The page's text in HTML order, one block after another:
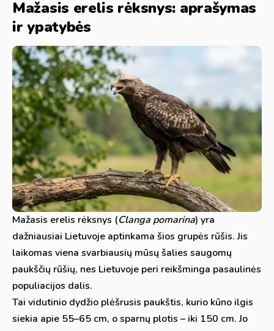
Mažasis erelis rėksnys: aprašymas
ir ypatybės
Mažasis erelis rėksnys (Clanga pomarina) yra
dažniausiai Lietuvoje aptinkama šios grupės rūšis. Jis
laikomas viena svarbiausių mūsų šalies saugomų
paukščių rūšių, nes Lietuvoje peri reikšminga pasaulinės
populiacijos dalis.
Tai vidutinio dydžio plėšrusis paukštis, kurio kūno ilgis
siekia apie 55–65 cm, o sparnų plotis – iki 150 cm. Jo